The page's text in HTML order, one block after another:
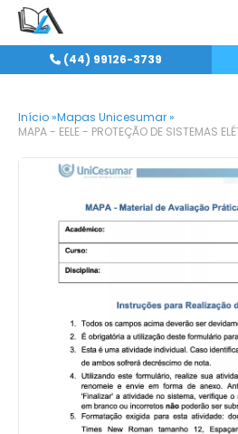
(44) 99126-3739
Início »Mapas Unicesumar »
MAPA - EELE - PROTEÇÃO DE SISTEMAS